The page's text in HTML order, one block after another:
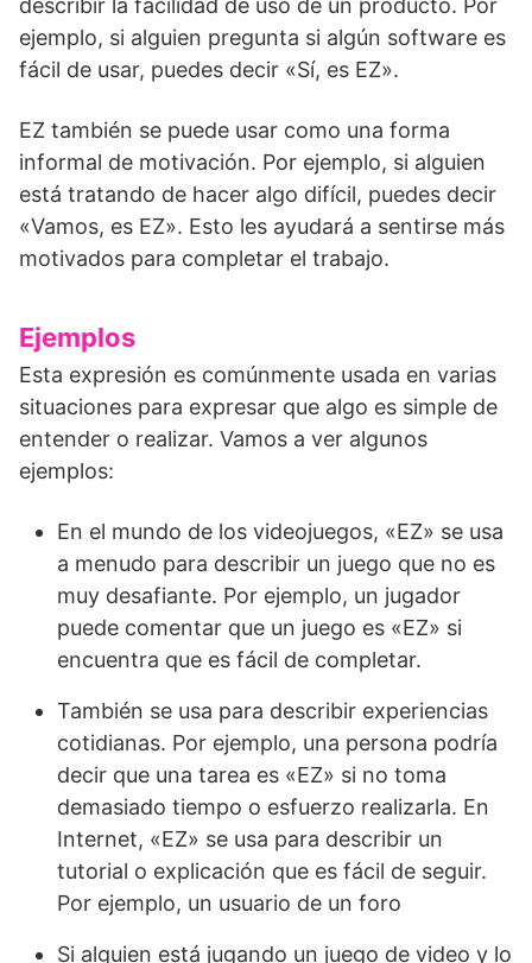
describir la facilidad de uso de un producto. Por
ejemplo, si alguien pregunta si algún software es
fácil de usar, puedes decir «Sí, es EZ».
EZ también se puede usar como una forma
informal de motivación. Por ejemplo, si alguien
está tratando de hacer algo difícil, puedes decir
«Vamos, es EZ». Esto les ayudará a sentirse más
motivados para completar el trabajo.
Ejemplos
Esta expresión es comúnmente usada en varias
situaciones para expresar que algo es simple de
entender o realizar. Vamos a ver algunos
ejemplos:
En el mundo de los videojuegos, «EZ» se usa
a menudo para describir un juego que no es
muy desafiante. Por ejemplo, un jugador
puede comentar que un juego es «EZ» si
encuentra que es fácil de completar.
También se usa para describir experiencias
cotidianas. Por ejemplo, una persona podría
decir que una tarea es «EZ» si no toma
demasiado tiempo o esfuerzo realizarla. En
Internet, «EZ» se usa para describir un
tutorial o explicación que es fácil de seguir.
Por ejemplo, un usuario de un foro
Si alguien está jugando un juego de video y lo